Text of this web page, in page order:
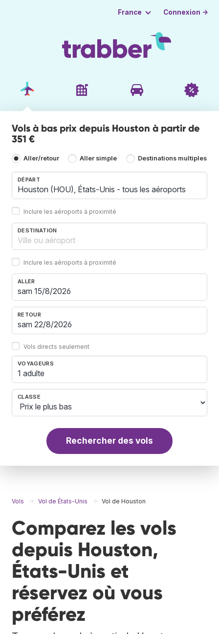
France Connexion →
Vols à bas prix depuis Houston à partir de
351 €
Aller/retour Aller simple Destinations multiples
DÉPART
Inclure les aéroports à proximité
DESTINATION
Inclure les aéroports à proximité
ALLER
RETOUR
Vols directs seulement
VOYAGEURS
1 adulte
CLASSE
Rechercher des vols
Vols Vol de États-Unis Vol de Houston
Comparez les vols
depuis Houston,
États-Unis et
réservez où vous
préférez